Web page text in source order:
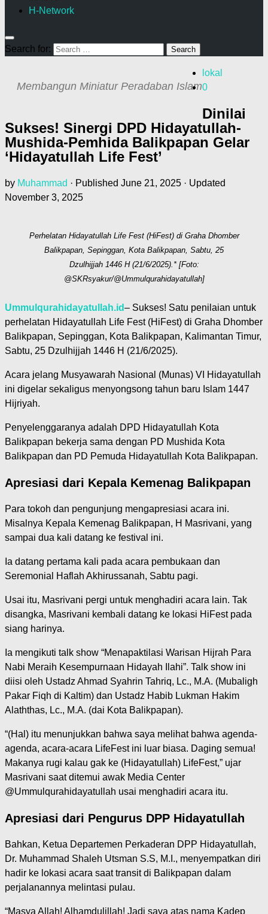
H-Network
Search for:
Membangun Miniatur Peradaban Islam
lokal
0
Dinilai
Sukses! Sinergi DPD Hidayatullah-
Mushida-Pemhida Balikpapan Gelar
‘Hidayatullah Life Fest’
by Muhammad · Published June 21, 2025 · Updated
November 3, 2025
Perhelatan Hidayatullah Life Fest (HiFest) di Graha Dhomber
Balikpapan, Sepinggan, Kota Balikpapan, Sabtu, 25
Dzulhijjah 1446 H (21/6/2025).* [Foto:
@SKRsyakur/@Ummulqurahidayatullah]
Ummulqurahidayatullah.id– Sukses! Satu penilaian untuk
perhelatan Hidayatullah Life Fest (HiFest) di Graha Dhomber
Balikpapan, Sepinggan, Kota Balikpapan, Kalimantan Timur,
Sabtu, 25 Dzulhijjah 1446 H (21/6/2025).
Acara jelang Musyawarah Nasional (Munas) VI Hidayatullah
ini digelar sekaligus menyongsong tahun baru Islam 1447
Hijriyah.
Penyelenggaranya adalah DPD Hidayatullah Kota
Balikpapan bekerja sama dengan PD Mushida Kota
Balikpapan dan PD Pemuda Hidayatullah Kota Balikpapan.
Apresiasi dari Kepala Kemenag Balikpapan
Para tokoh dan pengunjung mengapresiasi acara ini.
Misalnya Kepala Kemenag Balikpapan, H Masrivani, yang
sampai dua kali datang ke festival ini.
Ia datang pertama kali pada acara pembukaan dan
Seremonial Haflah Akhirussanah, Sabtu pagi.
Usai itu, Masrivani pergi untuk menghadiri acara lain. Tak
disangka, Masrivani kembali datang ke lokasi HiFest pada
siang harinya.
Ia mengikuti talk show “Menapaktilasi Warisan Hijrah Para
Nabi Meraih Kesempurnaan Hidayah Ilahi”. Talk show ini
diisi oleh Ustadz Ahmad Syahrin Tahriq, Lc., M.A. (Mubaligh
Pakar Fiqh di Kaltim) dan Ustadz Habib Lukman Hakim
Alaththas, Lc., M.A. (dai Kota Balikpapan).
“(Hal) itu menunjukkan bahwa saya melihat bahwa agenda-
agenda, acara-acara LifeFest ini luar biasa. Daging semua!
Makanya rugi kalau gak ke (Hidayatullah) LifeFest,” ujar
Masrivani saat ditemui awak Media Center
@Ummulqurahidayatullah usai menghadiri acara itu.
Apresiasi dari Pengurus DPP Hidayatullah
Bahkan, Ketua Departemen Perkaderan DPP Hidayatullah,
Dr. Muhammad Shaleh Utsman S.S, M.I., menyempatkan diri
hadir ke lokasi acara saat transit di Balikpapan dalam
perjalanannya melintasi pulau.
“Masya Allah! Alhamdulillah! Jadi saya atas nama Kadep